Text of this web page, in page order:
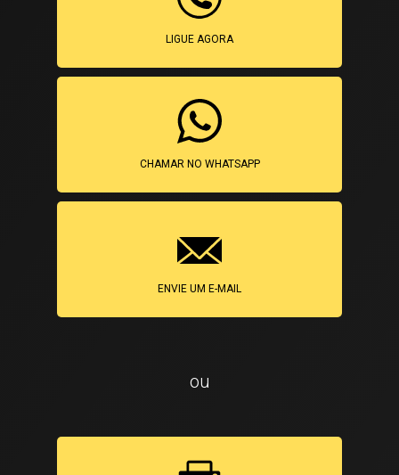
LIGUE AGORA
CHAMAR NO WHATSAPP
ENVIE UM E-MAIL
ou